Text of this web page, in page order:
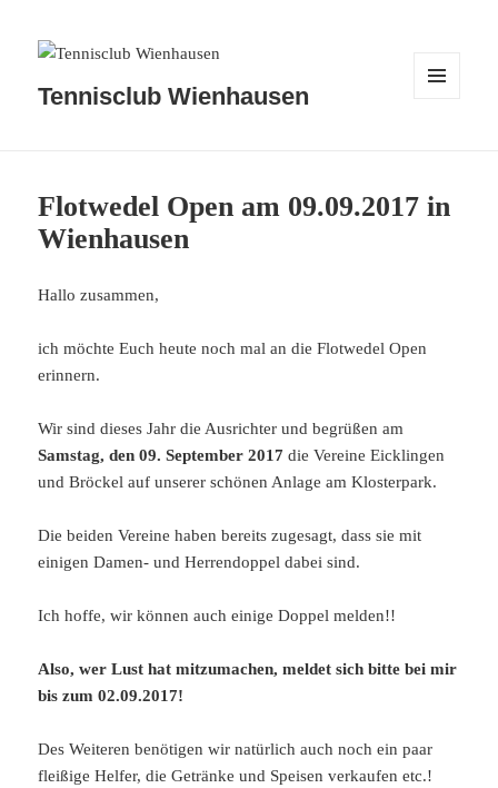
Tennisclub Wienhausen
Flotwedel Open am 09.09.2017 in
Wienhausen
Hallo zusammen,
ich möchte Euch heute noch mal an die Flotwedel Open
erinnern.
Wir sind dieses Jahr die Ausrichter und begrüßen am
Samstag, den 09. September 2017 die Vereine Eicklingen
und Bröckel auf unserer schönen Anlage am Klosterpark.
Die beiden Vereine haben bereits zugesagt, dass sie mit
einigen Damen- und Herrendoppel dabei sind.
Ich hoffe, wir können auch einige Doppel melden!!
Also, wer Lust hat mitzumachen, meldet sich bitte bei mir
bis zum 02.09.2017!
Des Weiteren benötigen wir natürlich auch noch ein paar
fleißige Helfer, die Getränke und Speisen verkaufen etc.!